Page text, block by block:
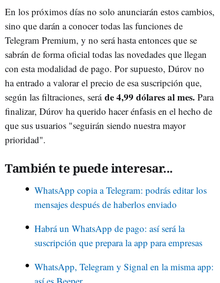
En los próximos días no solo anunciarán estos cambios,
sino que darán a conocer todas las funciones de
Telegram Premium, y no será hasta entonces que se
sabrán de forma oficial todas las novedades que llegan
con esta modalidad de pago. Por supuesto, Dúrov no
ha entrado a valorar el precio de esa suscripción que,
según las filtraciones, será de 4,99 dólares al mes. Para
finalizar, Dúrov ha querido hacer énfasis en el hecho de
que sus usuarios "seguirán siendo nuestra mayor
prioridad".
También te puede interesar...
WhatsApp copia a Telegram: podrás editar los
mensajes después de haberlos enviado
Habrá un WhatsApp de pago: así será la
suscripción que prepara la app para empresas
WhatsApp, Telegram y Signal en la misma app: